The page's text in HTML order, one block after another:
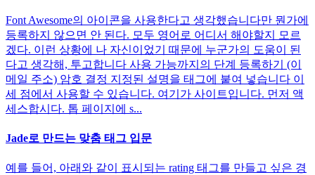
Font Awesome의 아이콘을 사용한다고 생각했습니다만 뭔가에
등록하지 않으면 안 된다. 모두 영어로 어디서 해야할지 모르
겠다. 이런 상황에 나 자신이었기 때문에 누군가의 도움이 된
다고 생각해, 투고합니다 사용 가능까지의 단계 등록하기 (이
메일 주소) 암호 결정 지정된 설명을 태그에 붙여 넣습니다 이
세 점에서 사용할 수 있습니다. 여기가 사이트입니다. 먼저 액
세스합시다. 톱 페이지에 s...
Jade로 만드는 맞춤 태그 입문
예를 들어, 아래와 같이 표시되는 rating 태그를 만들고 싶은 경